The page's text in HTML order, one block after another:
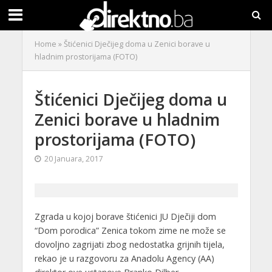
Home »Štićenici Dječijeg doma u Zenici borave u
hladnim prostorijama (FOTO)
Štićenici Dječijeg doma u
Zenici borave u hladnim
prostorijama (FOTO)
20 Januara, 2017
Zgrada u kojoj borave štićenici JU Dječiji dom
“Dom porodica” Zenica tokom zime ne može se
dovoljno zagrijati zbog nedostatka grijnih tijela,
rekao je u razgovoru za Anadolu Agency (AA)